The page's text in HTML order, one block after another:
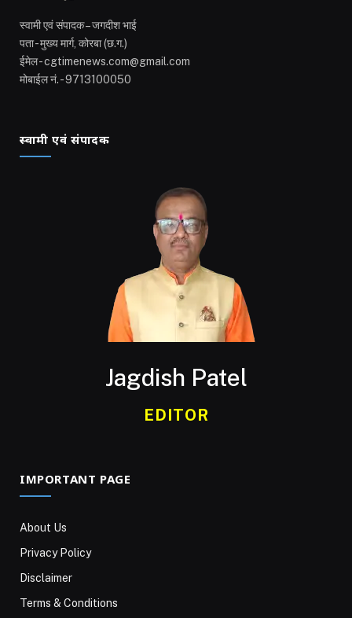
स्वामी एवं संपादक – जगदीश भाई
पता - मुख्य मार्ग, कोरबा (छ.ग.)
ईमेल - cgtimenews.com@gmail.com
मोबाईल नं. - 9713100050
स्वामी एवं संपादक
Jagdish Patel
EDITOR
IMPORTANT PAGE
About Us
Privacy Policy
Disclaimer
Terms & Conditions